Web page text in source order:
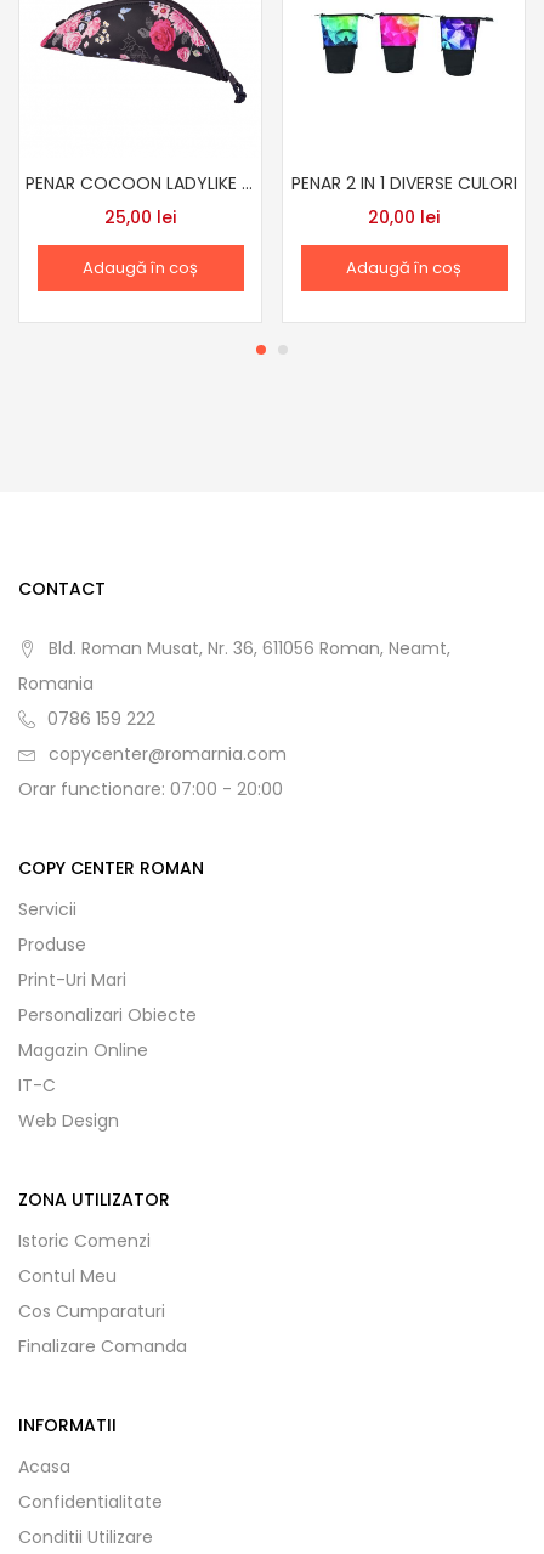
PENAR COCOON LADYLIKE FLOWER HERLITZ
25,00 lei
Adaugă în coș
PENAR 2 IN 1 DIVERSE CULORI
20,00 lei
Adaugă în coș
CONTACT
Bld. Roman Musat, Nr. 36, 611056 Roman, Neamt,
Romania
0786 159 222
copycenter@romarnia.com
Orar functionare: 07:00 - 20:00
COPY CENTER ROMAN
Servicii
Produse
Print-Uri Mari
Personalizari Obiecte
Magazin Online
IT-C
Web Design
ZONA UTILIZATOR
Istoric Comenzi
Contul Meu
Cos Cumparaturi
Finalizare Comanda
INFORMATII
Acasa
Confidentialitate
Conditii Utilizare